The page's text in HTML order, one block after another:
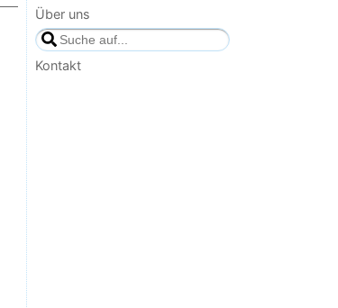
Über uns
Kontakt